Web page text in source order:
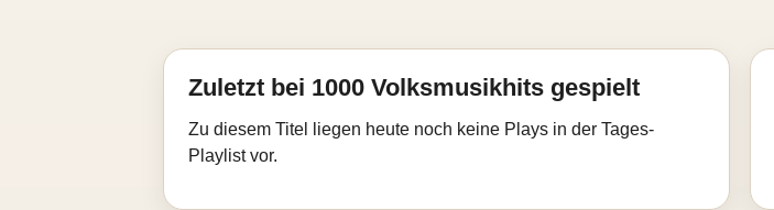
Zuletzt bei 1000 Volksmusikhits gespielt
Zu diesem Titel liegen heute noch keine Plays in der Tages-
Playlist vor.